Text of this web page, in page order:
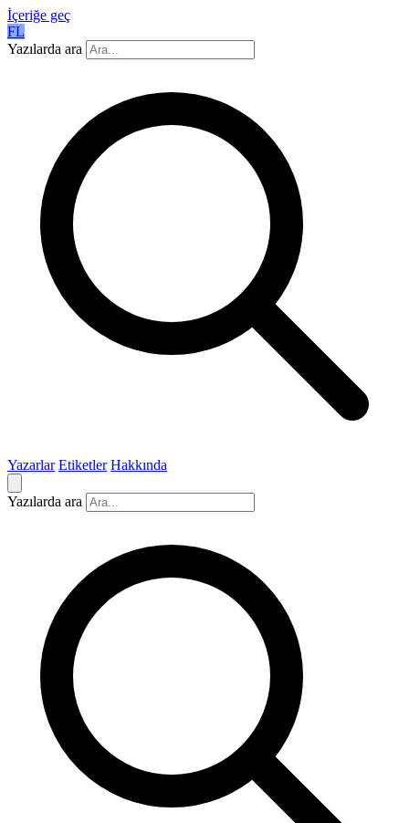
İçeriğe geç
FL
Yazılarda ara
Yazarlar Etiketler Hakkında
Yazılarda ara